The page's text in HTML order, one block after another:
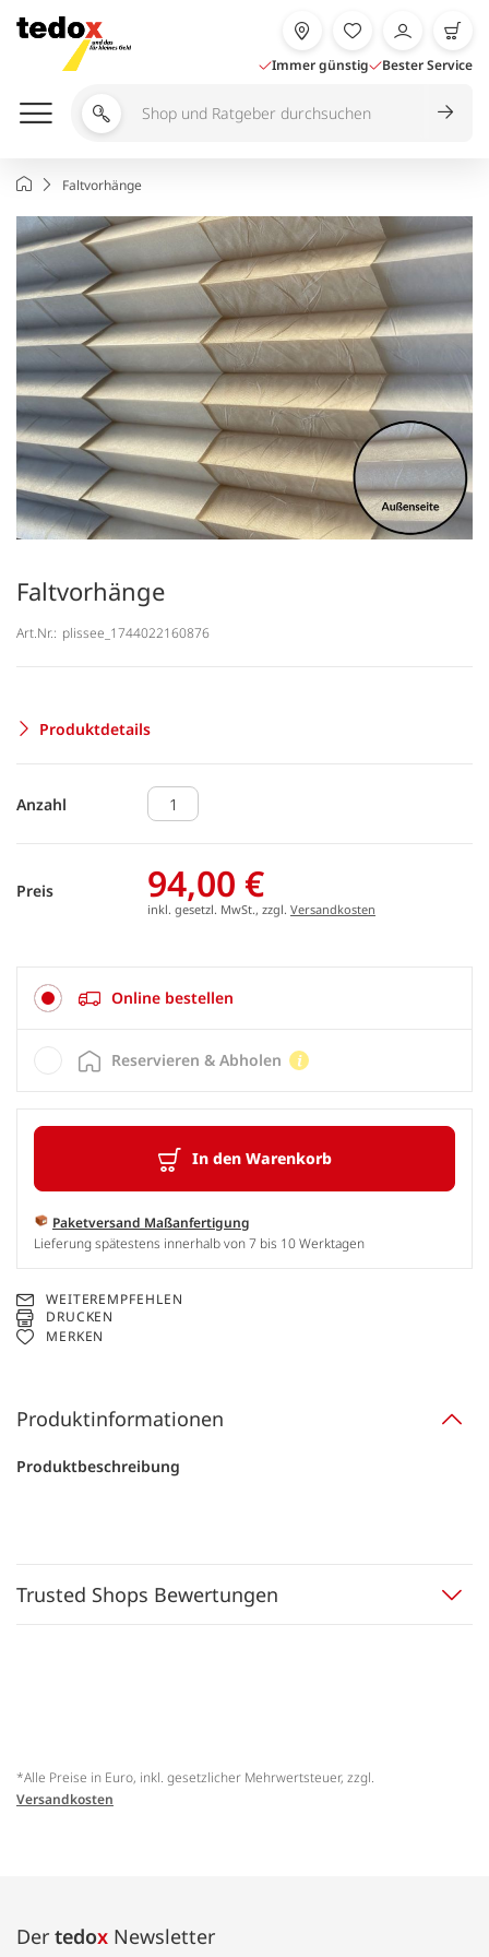
Inhalt
springen
Immer günstig Bester Service
Shop
durchsuchen
StartseiteFaltvorhänge
Faltvorhänge
Art.Nr.: plissee_1744022160876
Produktdetails
Anzahl
Preis 94,00 €
inkl. gesetzl. MwSt., zzgl. Versandkosten
Online bestellen
In den Warenkorb
Paketversand Maßanfertigung
Lieferung spätestens innerhalb von 7 bis 10 Werktagen
Reservieren & Abholen
WEITEREMPFEHLEN
DRUCKEN
MERKEN
Produktinformationen
Produktbeschreibung
Trusted Shops Bewertungen
*Alle Preise in Euro, inkl. gesetzlicher Mehrwertsteuer, zzgl.
Versandkosten
Der tedox Newsletter